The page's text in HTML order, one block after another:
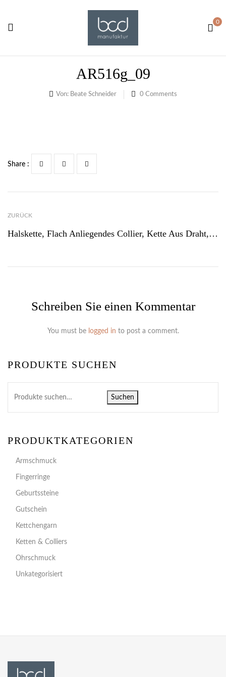
0
AR516g_09
Von: Beate Schneider 0 Comments
PRODUKTE SUCHEN
Suchen
PRODUKTKATEGORIEN
Armschmuck
Fingerringe
Geburtssteine
Gutschein
Kettchengarn
Ketten & Colliers
Ohrschmuck
Unkategorisiert
Share :
ZURÜCK
Halskette, Flach Anliegendes Collier, Kette Aus Draht, Champagnerfarbene Kette
Schreiben Sie einen Kommentar
You must be logged in to post a comment.